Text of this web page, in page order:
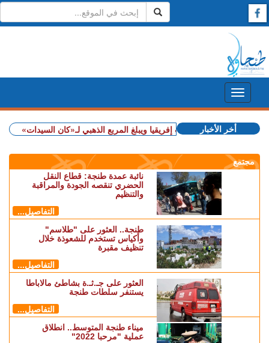
المغرب يهزم جنوب إفريقيا ويبلغ المربع الذهبي لـ«كان السيدات» + شملت أخر الأخبار
مجتمع
نائبة عمدة طنجة: قطاع النقل
الحضري تنقصه الجودة والمراقبة
والتنظيم
التفاصيل...
طنجة.. العثور على "طلاسم"
وأكياس تستخدم للشعوذة خلال
تنظيف مقبرة
التفاصيل...
العثور على جـ.ثـ.ة بشاطئ مالاباطا
يستنفر سلطات طنجة
التفاصيل...
ميناء طنجة المتوسط.. انطلاق
عملية "مرحبا 2022"